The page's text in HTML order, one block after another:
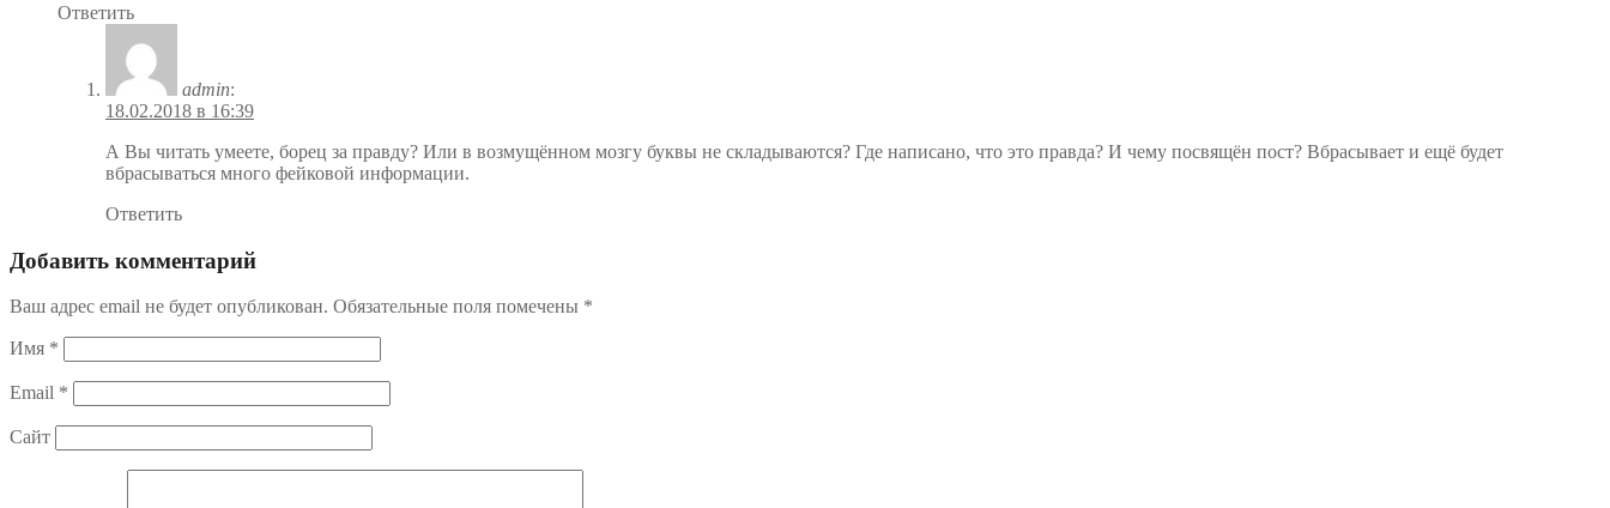
Ответить
admin:
18.02.2018 в 16:39
А Вы читать умеете, борец за правду? Или в возмущённом мозгу буквы не складываются? Где написано, что это правда? И чему посвящён пост? Вбрасывает и ещё будет
вбрасываться много фейковой информации.
Ответить
Добавить комментарий
Ваш адрес email не будет опубликован. Обязательные поля помечены *
Имя *
Email *
Сайт